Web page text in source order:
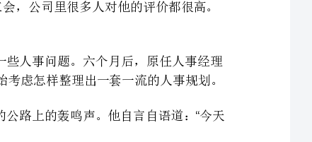
是坐等，我要实干一场，最好今天就确定正轨。一边自语着，他已开始划分目标、步骤和设置步骤了。他
给自己鼓劲儿说：是时候了，这个方案早该实施了。记得早在一年多以前，当他和一块儿参
眉头。他想按这个主意工作已有三个月之久了，可总是突然出现这样或那样的事情。他自语道：我不能老